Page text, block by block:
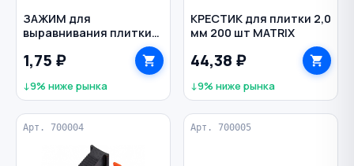
ЗАЖИМ для
выравнивания плитки
СВП 1,5 мм (1/450/600)
FARTON
1,75 ₽
↓9% ниже рынка
КРЕСТИК для плитки 2,0
мм 200 шт MATRIX
44,38 ₽
↓9% ниже рынка
Арт. 700004 Арт. 700005